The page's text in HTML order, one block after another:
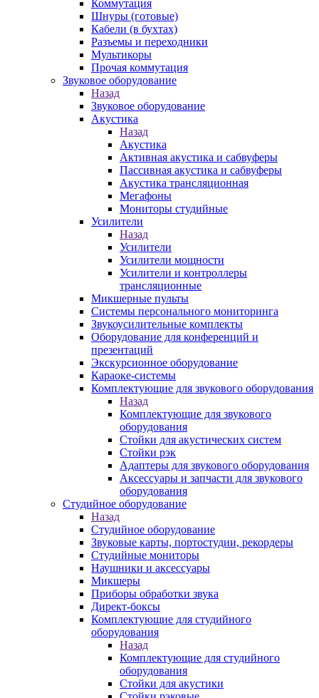
Коммутация
Шнуры (готовые)
Кабели (в бухтах)
Разъемы и переходники
Мультикоры
Прочая коммутация
Звуковое оборудование
Назад
Звуковое оборудование
Акустика
Назад
Акустика
Активная акустика и сабвуферы
Пассивная акустика и сабвуферы
Акустика трансляционная
Мегафоны
Мониторы студийные
Усилители
Назад
Усилители
Усилители мощности
Усилители и контроллеры
трансляционные
Микшерные пульты
Системы персонального мониторинга
Звукоусилительные комплекты
Оборудование для конференций и
презентаций
Экскурсионное оборудование
Караоке-системы
Комплектующие для звукового оборудования
Назад
Комплектующие для звукового
оборудования
Стойки для акустических систем
Стойки рэк
Адаптеры для звукового оборудования
Аксессуары и запчасти для звукового
оборудования
Студийное оборудование
Назад
Студийное оборудование
Звуковые карты, портостудии, рекордеры
Студийные мониторы
Наушники и аксессуары
Микшеры
Приборы обработки звука
Директ-боксы
Комплектующие для студийного
оборудования
Назад
Комплектующие для студийного
оборудования
Стойки для акустики